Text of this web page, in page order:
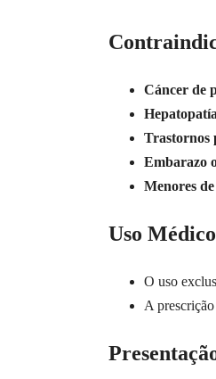
Cáncer de
Trastornos
Embarazo
Menores
Uso
O uso
A